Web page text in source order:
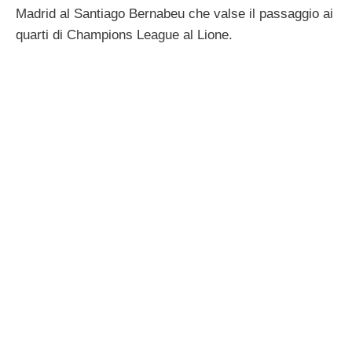
Madrid al Santiago Bernabeu che valse il passaggio ai
quarti di Champions League al Lione.